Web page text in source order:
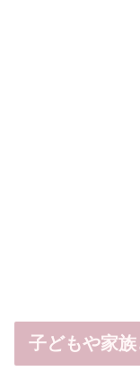
子どもや家